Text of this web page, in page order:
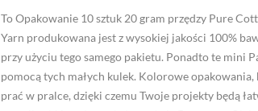
To Opakowanie 10 sztuk 20 gram przędzy Pure
Yarn produkowana jest z wysokiej jakości 100%
przy użyciu tego samego pakietu. Ponadto te mini
pomocą tych małych kulek. Kolorowe
prać w pralce, dzięki czemu Twoje projekty będą